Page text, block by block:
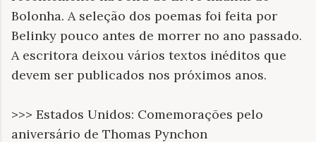
Bolonha. A seleção dos poemas foi feita por
Belinky pouco antes de morrer no ano passado.
A escritora deixou vários textos inéditos que
devem ser publicados nos próximos anos.
>>> Estados Unidos: Comemorações pelo
aniversário de Thomas Pynchon